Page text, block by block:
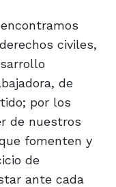
civiles,
de
por los
de nuestros
fomenten y
de
ante cada